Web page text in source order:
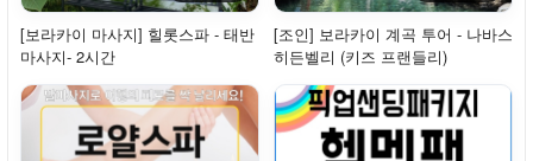
[보라카이 마사지] 힐롯스파 - 태반
마사지- 2시간
[조인] 보라카이 계곡 투어 - 나바스
히든벨리 (키즈 프랜들리)